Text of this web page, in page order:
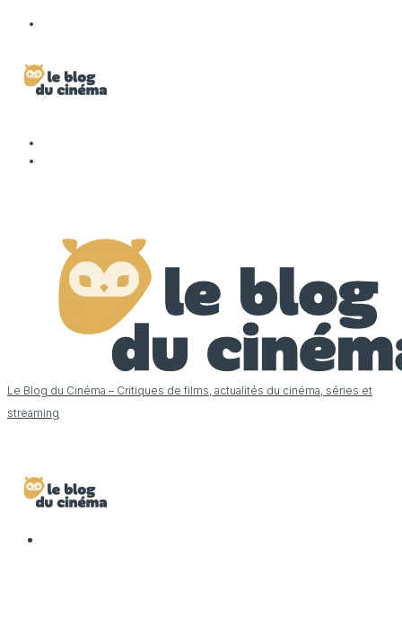
Le Blog du Cinéma – Critiques de films, actualités du cinéma, séries et
streaming